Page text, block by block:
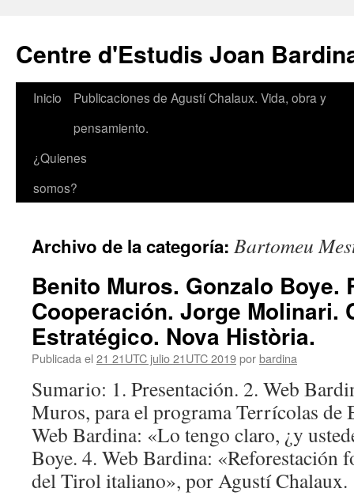
contenido
Centre d'Estudis Joan
Inicio
Publicaciones de Agustí Chalaux. Vida, obra y
pensamiento.
¿Quienes
somos?
Archivo de la categoría: Bartomeu
Benito Muros. Gonzalo Boye.
Cooperación. Jorge Molinari.
Estratégico. Nova Història.
Publicada el 21 21UTC julio 21UTC 2019porbardina
Sumario: 1. Presentación. 2. Web
Muros, para el programa Terrícolas de
Web Bardina: «Lo tengo claro, ¿y
Boye. 4. Web Bardina: «Reforestación
del Tirol italiano», por Agustí